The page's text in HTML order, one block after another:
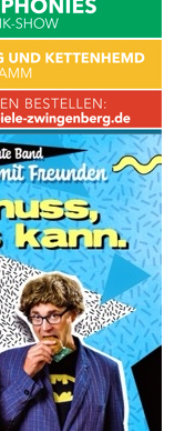
JUGEND/